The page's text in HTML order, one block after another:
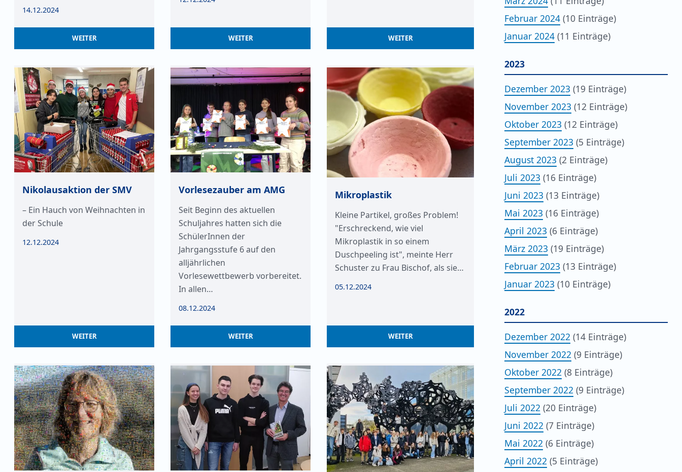
14.12.2024
WEITER WEITER WEITER
Nikolausaktion der SMV
– Ein Hauch von Weihnachten in
der Schule
12.12.2024
WEITER
Vorlesezauber am AMG
Seit Beginn des aktuellen
Schuljahres hatten sich die
SchülerInnen der
Jahrgangsstufe 6 auf den
alljährlichen
Vorlesewettbewerb vorbereitet.
In allen…
08.12.2024
WEITER
Mikroplastik
Kleine Partikel, großes Problem!
"Erschreckend, wie viel
Mikroplastik in so einem
Duschpeeling ist", meinte Herr
Schuster zu Frau Bischof, als sie…
05.12.2024
WEITER
Februar 2024 (10 Einträge)
Januar 2024 (11 Einträge)
2023
Dezember 2023 (19 Einträge)
November 2023 (12 Einträge)
Oktober 2023 (12 Einträge)
September 2023 (5 Einträge)
August 2023 (2 Einträge)
Juli 2023 (16 Einträge)
Juni 2023 (13 Einträge)
Mai 2023 (16 Einträge)
April 2023 (6 Einträge)
März 2023 (19 Einträge)
Februar 2023 (13 Einträge)
Januar 2023 (10 Einträge)
2022
Dezember 2022 (14 Einträge)
November 2022 (9 Einträge)
Oktober 2022 (8 Einträge)
September 2022 (9 Einträge)
Juli 2022 (20 Einträge)
Juni 2022 (7 Einträge)
Mai 2022 (6 Einträge)
April 2022 (5 Einträge)